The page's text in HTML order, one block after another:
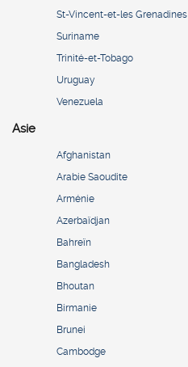
St-Vincent-et-les Grenadines
Suriname
Trinité-et-Tobago
Uruguay
Venezuela
Asie
Afghanistan
Arabie Saoudite
Arménie
Azerbaïdjan
Bahreïn
Bangladesh
Bhoutan
Birmanie
Brunei
Cambodge